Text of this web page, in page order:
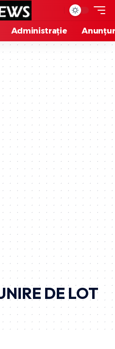
Administrație
DE LOT